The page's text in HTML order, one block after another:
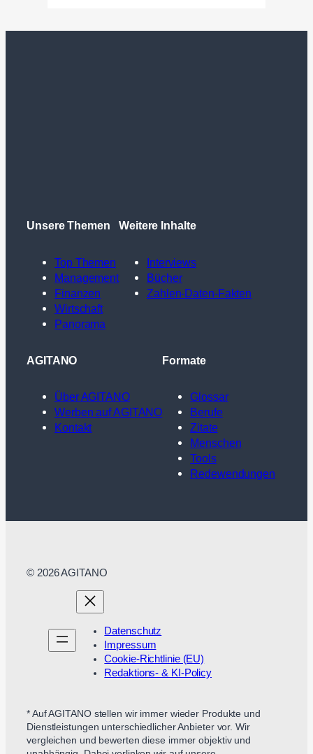
Unsere Themen
Top Themen
Management
Finanzen
Wirtschaft
Panorama
Weitere Inhalte
Interviews
Bücher
Zahlen-Daten-Fakten
AGITANO
Über AGITANO
Werben auf AGITANO
Kontakt
Formate
Glossar
Berufe
Zitate
Menschen
Tools
Redewendungen
© 2026 AGITANO
Datenschutz
Impressum
Cookie-Richtlinie (EU)
Redaktions- & KI-Policy
* Auf AGITANO stellen wir immer wieder Produkte und
Dienstleistungen unterschiedlicher Anbieter vor. Wir
vergleichen und bewerten diese immer objektiv und